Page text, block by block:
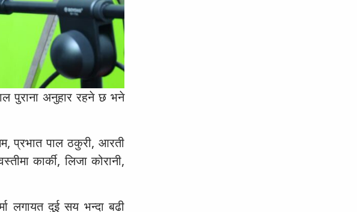
पुराना अनुहार रहने छ भने
प्रभात पाल ठकुरी, आरती
कार्की, लिजा कोरानी,
लगायत दुई सय भन्दा बढी